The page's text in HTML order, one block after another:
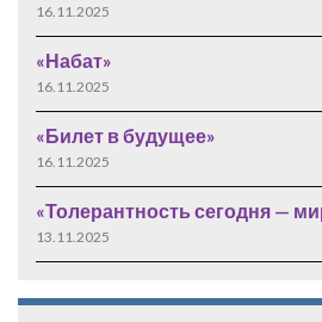
16.11.2025
«Набат»
16.11.2025
«Билет в будущее»
16.11.2025
«Толерантность сегодня —
13.11.2025